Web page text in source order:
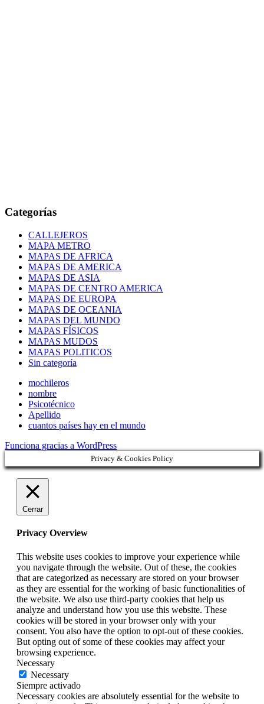
Categorías
CALLEJEROS
MAPA METRO
MAPAS DE AFRICA
MAPAS DE AMERICA
MAPAS DE ASIA
MAPAS DE CENTRO AMERICA
MAPAS DE EUROPA
MAPAS DE OCEANIA
MAPAS DEL MUNDO
MAPAS FÍSICOS
MAPAS MUDOS
MAPAS POLITICOS
Sin categoría
mochileros
nombre
Psicotécnico
Apellido
cuantos países hay en el mundo
Funciona gracias a WordPress
Privacy & Cookies Policy
Cerrar
Privacy Overview
This website uses cookies to improve your experience while
you navigate through the website. Out of these, the cookies
that are categorized as necessary are stored on your browser
as they are essential for the working of basic functionalities of
the website. We also use third-party cookies that help us
analyze and understand how you use this website. These
cookies will be stored in your browser only with your
consent. You also have the option to opt-out of these cookies.
But opting out of some of these cookies may affect your
browsing experience.
Necessary
Necessary
Siempre activado
Necessary cookies are absolutely essential for the website to